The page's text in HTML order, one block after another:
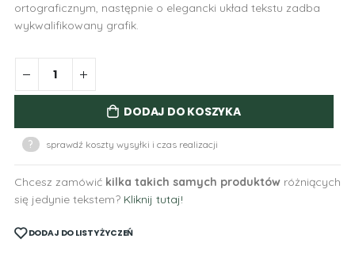
ortograficznym, następnie o elegancki układ tekstu zadba
wykwalifikowany grafik.
DODAJ DO KOSZYKA
? sprawdź koszty wysyłki i czas realizacji
Chcesz zamówić kilka takich samych produktówróżniących
się jedynie tekstem? Kliknij tutaj!
DODAJ DO LISTY ŻYCZEŃ